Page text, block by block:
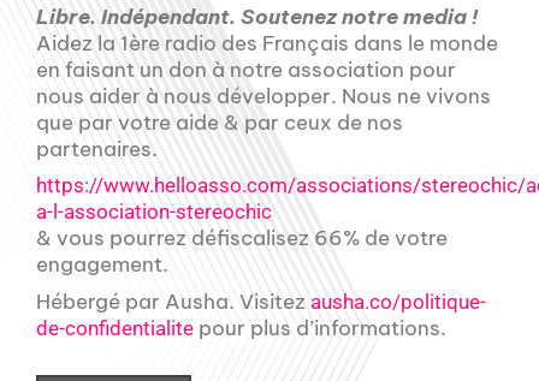
Libre. Indépendant. Soutenez notre media !
Aidez la 1ère radio des Français dans le monde
en faisant un don à notre association pour
nous aider à nous développer. Nous ne vivons
que par votre aide & par ceux de nos
partenaires.
https://www.helloasso.com/associations/stereochic/
a-l-association-stereochic
& vous pourrez défiscalisez 66% de votre
engagement.
Hébergé par Ausha. Visitez ausha.co/politique-
de-confidentialite pour plus d’informations.